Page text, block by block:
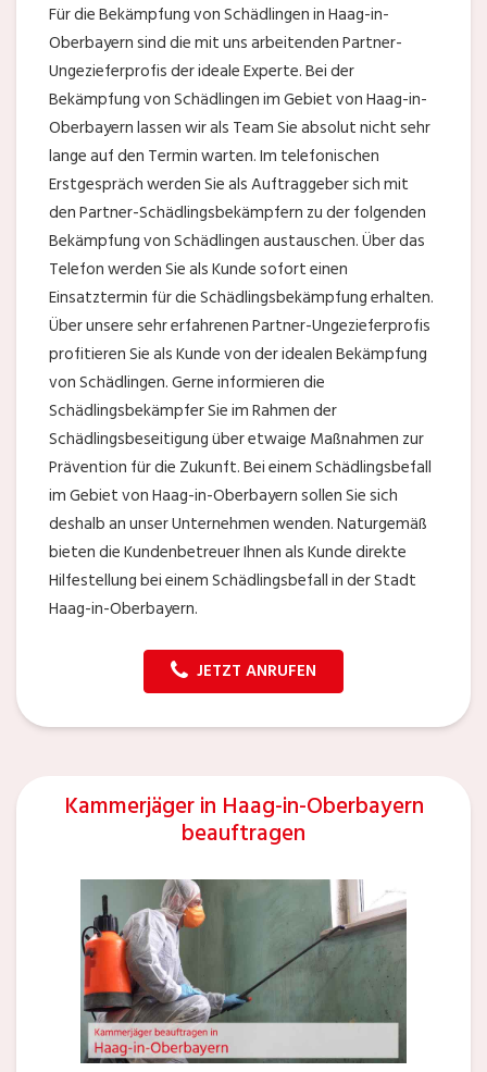
Für die Bekämpfung von Schädlingen in Haag-in-
Oberbayern sind die mit uns arbeitenden Partner-
Ungezieferprofis der ideale Experte. Bei der
Bekämpfung von Schädlingen im Gebiet von Haag-in-
Oberbayern lassen wir als Team Sie absolut nicht sehr
lange auf den Termin warten. Im telefonischen
Erstgespräch werden Sie als Auftraggeber sich mit
den Partner-Schädlingsbekämpfern zu der folgenden
Bekämpfung von Schädlingen austauschen. Über das
Telefon werden Sie als Kunde sofort einen
Einsatztermin für die Schädlingsbekämpfung erhalten.
Über unsere sehr erfahrenen Partner-Ungezieferprofis
profitieren Sie als Kunde von der idealen Bekämpfung
von Schädlingen. Gerne informieren die
Schädlingsbekämpfer Sie im Rahmen der
Schädlingsbeseitigung über etwaige Maßnahmen zur
Prävention für die Zukunft. Bei einem Schädlingsbefall
im Gebiet von Haag-in-Oberbayern sollen Sie sich
deshalb an unser Unternehmen wenden. Naturgemäß
bieten die Kundenbetreuer Ihnen als Kunde direkte
Hilfestellung bei einem Schädlingsbefall in der Stadt
Haag-in-Oberbayern.
JETZT ANRUFEN
Kammerjäger in Haag-in-Oberbayern
beauftragen